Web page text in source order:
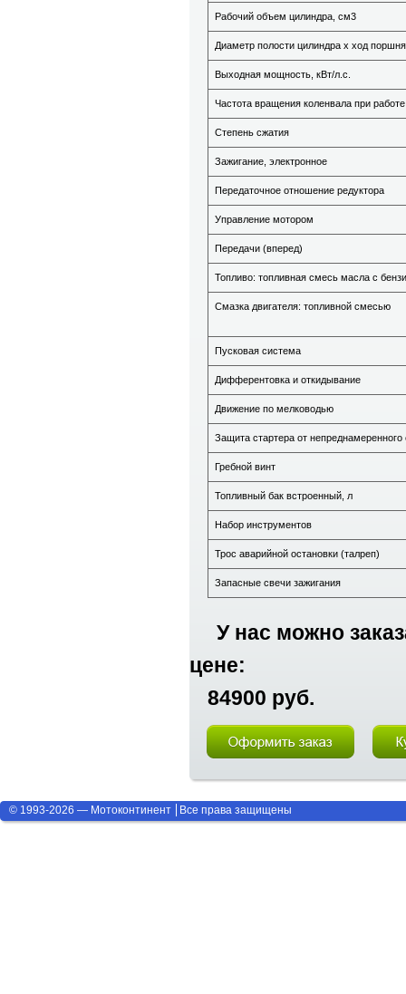
Рабочий объем цилиндра, см3
Диаметр полости цилиндра х ход
Выходная мощность, кВт/л.с.
Частота вращения коленвала при
Степень сжатия
Зажигание, электронное
Передаточное отношение редуктора
Управление мотором
Передачи (вперед)
Топливо: топливная смесь масла с
Смазка двигателя: топливной смесью
Пусковая система
Дифферентовка и откидывание
Движение по мелководью
Защита стартера от непреднамеренного
Гребной винт
Топливный бак встроенный, л
Набор инструментов
Трос аварийной остановки (талреп)
Запасные свечи зажигания
У нас можно
цене:
84900 руб.
© 1993-2026 — Мотоконтинент Все права защищены